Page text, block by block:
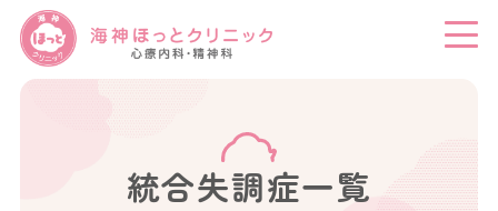
統合失調症一覧